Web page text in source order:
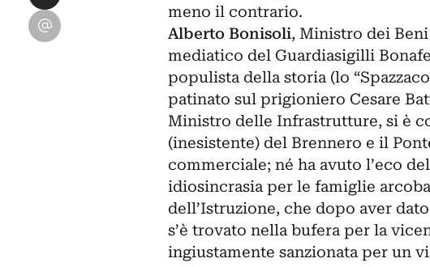
meno il contrario.
Alberto Bonisoli, Ministro dei
mediatico del Guardiasigilli
populista della storia (lo
patinato sul prigioniero Cesare
Ministro delle Infrastrutture, si è
(inesistente) del Brennero e il
commerciale; né ha avuto l’eco
idiosincrasia per le famiglie
dell’Istruzione, che dopo aver
s’è trovato nella bufera per la
ingiustamente sanzionata per un
Condividi su Email